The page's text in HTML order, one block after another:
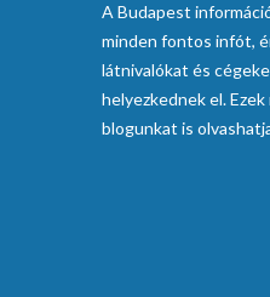
A Budapest
minden fontos infót,
látnivalókat és
helyezkednek el.
blogunkat is